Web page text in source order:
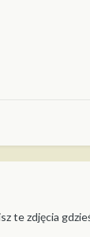
te zdjęcia